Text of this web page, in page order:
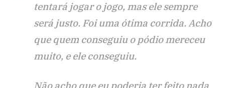
tentará jogar o jogo, mas ele sempre
será justo. Foi uma ótima corrida. Acho
que quem conseguiu o pódio mereceu
muito, e ele conseguiu.